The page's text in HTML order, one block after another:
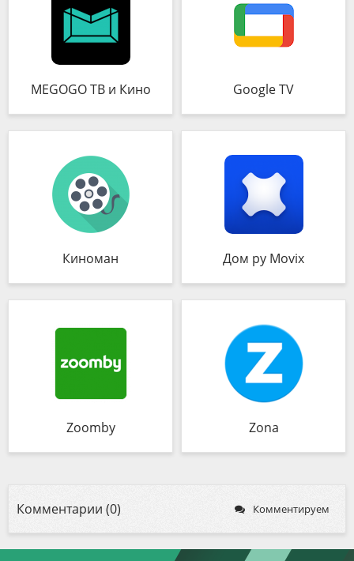
MEGOGO ТВ и Кино Google TV
Киноман Дом ру Movix
Zoomby Zona
Комментарии (0) Комментируем